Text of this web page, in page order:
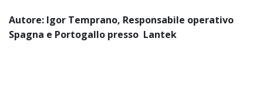
Autore: Igor Temprano, Responsabile operativo
Spagna e Portogallo presso Lantek